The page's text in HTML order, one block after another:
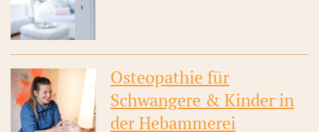
Osteopathie für
Schwangere & Kinder in
der Hebammerei